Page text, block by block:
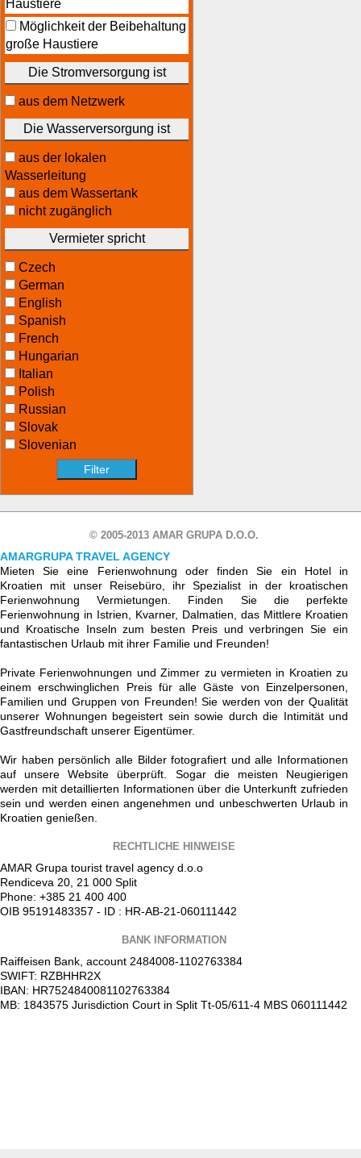
Haustiere
Möglichkeit der Beibehaltung
große Haustiere
Die Stromversorgung ist
aus dem Netzwerk
Die Wasserversorgung ist
aus der lokalen
Wasserleitung
aus dem Wassertank
nicht zugänglich
Vermieter spricht
Czech
German
English
Spanish
French
Hungarian
Italian
Polish
Russian
Slovak
Slovenian
© 2005-2013 AMAR GRUPA D.O.O.
AMARGRUPA TRAVEL AGENCY
Mieten Sie eine Ferienwohnung oder finden Sie ein Hotel in
Kroatien mit unser Reisebüro, ihr Spezialist in der kroatischen
Ferienwohnung Vermietungen. Finden Sie die perfekte
Ferienwohnung in Istrien, Kvarner, Dalmatien, das Mittlere Kroatien
und Kroatische Inseln zum besten Preis und verbringen Sie ein
fantastischen Urlaub mit ihrer Familie und Freunden!
Private Ferienwohnungen und Zimmer zu vermieten in Kroatien zu
einem erschwinglichen Preis für alle Gäste von Einzelpersonen,
Familien und Gruppen von Freunden! Sie werden von der Qualität
unserer Wohnungen begeistert sein sowie durch die Intimität und
Gastfreundschaft unserer Eigentümer.
Wir haben persönlich alle Bilder fotografiert und alle Informationen
auf unsere Website überprüft. Sogar die meisten Neugierigen
werden mit detaillierten Informationen über die Unterkunft zufrieden
sein und werden einen angenehmen und unbeschwerten Urlaub in
Kroatien genießen.
RECHTLICHE HINWEISE
AMAR Grupa tourist travel agency d.o.o
Rendiceva 20, 21 000 Split
Phone: +385 21 400 400
OIB 95191483357 - ID : HR-AB-21-060111442
BANK INFORMATION
Raiffeisen Bank, account 2484008-1102763384
SWIFT: RZBHHR2X
IBAN: HR7524840081102763384
MB: 1843575 Jurisdiction Court in Split Tt-05/611-4 MBS 060111442